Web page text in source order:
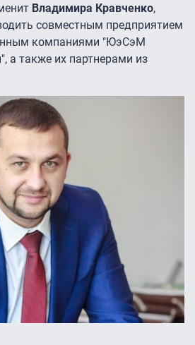
Владимира Кравченко,
совместным предприятием
компаниями "ЮэСэМ
а также их партнерами из